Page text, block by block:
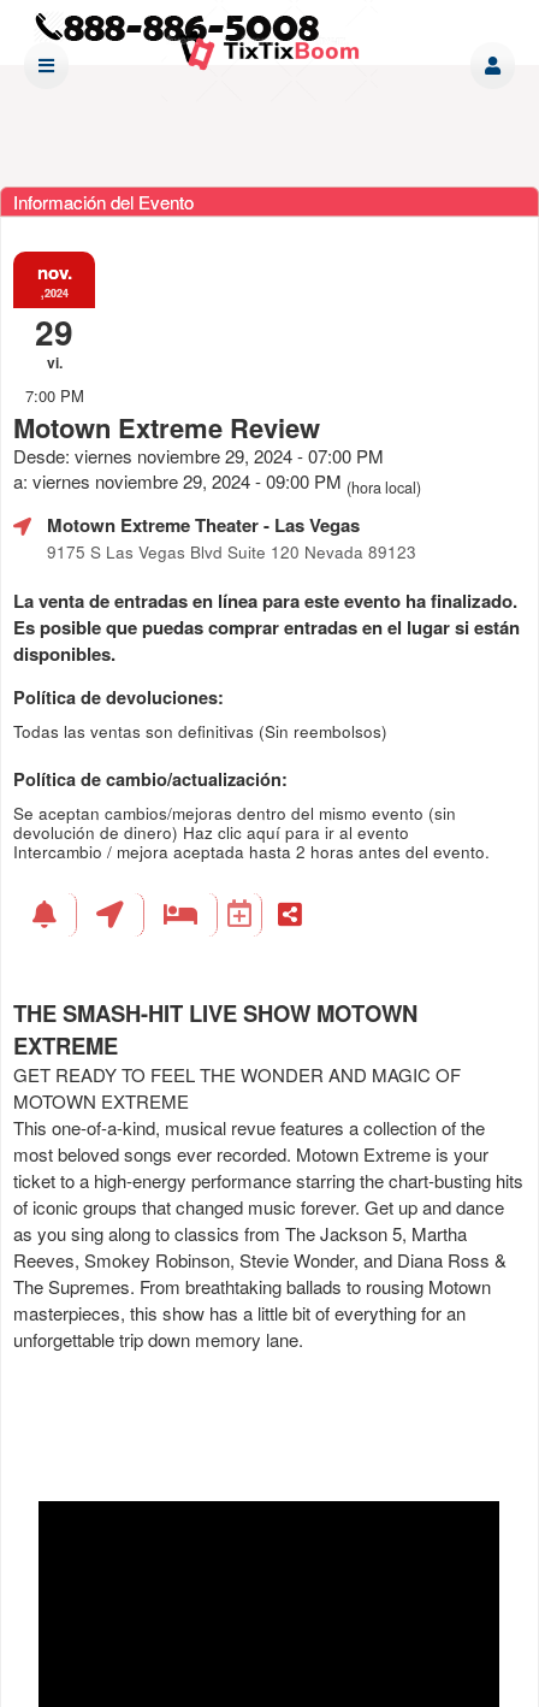
Información del Evento
nov.
,2024
29
vi.
7:00 PM
Motown Extreme Review
Desde: viernes noviembre 29, 2024 - 07:00 PM
a: viernes noviembre 29, 2024 - 09:00 PM (hora local)
Motown Extreme Theater- Las Vegas
9175 S Las Vegas Blvd Suite 120 Nevada 89123
La venta de entradas en línea para este evento ha finalizado.
Es posible que puedas comprar entradas en el lugar si están
disponibles.
Política de devoluciones:
Todas las ventas son definitivas (Sin reembolsos)
Política de cambio/actualización:
Se aceptan cambios/mejoras dentro del mismo evento (sin
devolución de dinero) Haz clic aquí para ir al evento
Intercambio / mejora aceptada hasta 2 horas antes del evento.
THE SMASH-HIT LIVE SHOW MOTOWN
EXTREME
GET READY TO FEEL THE WONDER AND MAGIC OF
MOTOWN EXTREME
This one-of-a-kind, musical revue features a collection of the
most beloved songs ever recorded. Motown Extreme is your
ticket to a high-energy performance starring the chart-busting hits
of iconic groups that changed music forever. Get up and dance
as you sing along to classics from The Jackson 5, Martha
Reeves, Smokey Robinson, Stevie Wonder, and Diana Ross &
The Supremes. From breathtaking ballads to rousing Motown
masterpieces, this show has a little bit of everything for an
unforgettable trip down memory lane.